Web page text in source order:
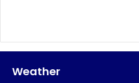
Weather